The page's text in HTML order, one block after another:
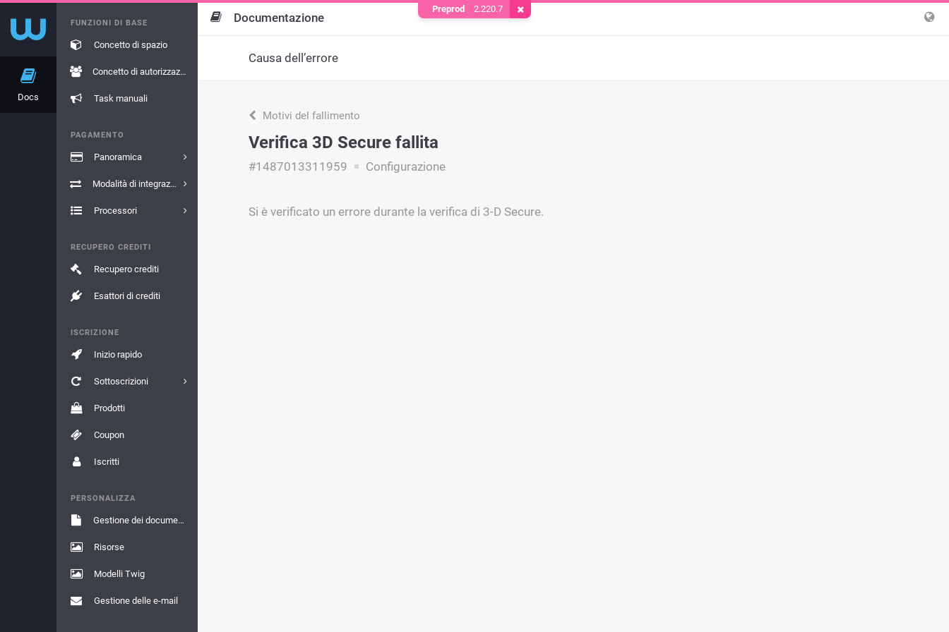
Docs
FUNZIONI DI BASE
Concetto di spazio
Concetto di autorizzazione
Task manuali
PAGAMENTO
Panoramica
Modalità di integrazione
Processori
RECUPERO CREDITI
Recupero crediti
Esattori di crediti
ISCRIZIONE
Inizio rapido
Sottoscrizioni
Prodotti
Coupon
Iscritti
PERSONALIZZA
Gestione dei documenti
Risorse
Modelli Twig
Gestione delle e-mail
Documentazione
Causa dell’errore
Motivi del fallimento
Verifica 3D Secure fallita
#1487013311959 Configurazione
Si è verificato un errore durante la verifica di 3-D Secure.
Preprod 2.220.7 Rimuovere il cookie